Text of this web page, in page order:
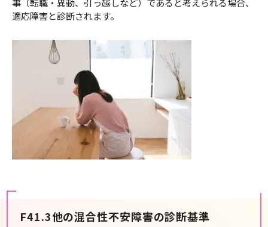
事（転職・異動、引っ越しなど）であると考えられる場合、
適応障害と診断されます。
F41.3他の混合性不安障害の診断基準